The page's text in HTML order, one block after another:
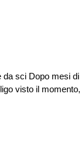
sci Dopo mesi
visto il